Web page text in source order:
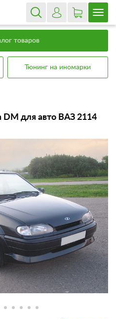
товаров
Тюнинг на иномарки
для авто ВАЗ 2114